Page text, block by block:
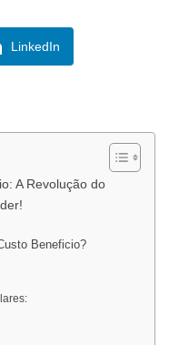
LinkedIn
A Revolução do
Beneficio?